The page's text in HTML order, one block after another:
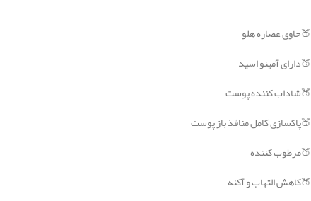
🍑حاوی عصاره هلو
🍑دارای آمینو اسید
🍑شاداب کننده پوست
🍑پاکسازی کامل منافذ باز پوست
🍑مرطوب کننده
🍑کاهش التهاب و آکنه